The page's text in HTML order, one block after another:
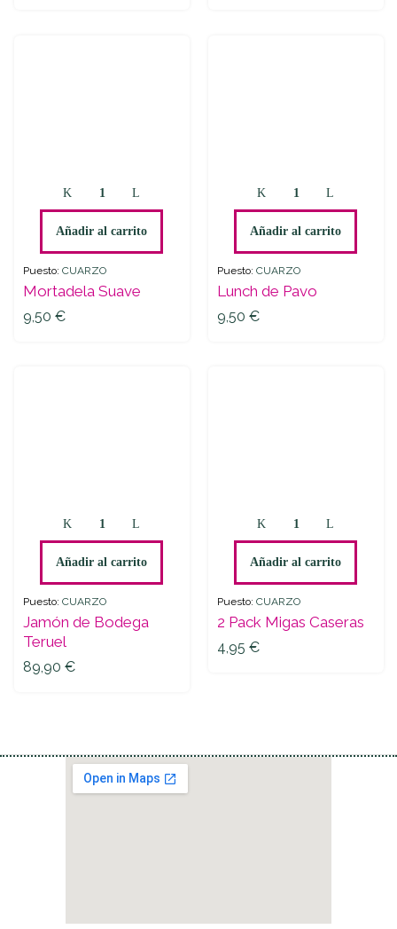
Mortadela
quantity
Añadir al carrito
Puesto: CUARZO
Mortadela Suave
9,50 €
Lunch
Pavo
Añadir al carrito
Puesto: CUARZO
Lunch de Pavo
9,50 €
Jamón
de
Bodega
quantity
Añadir al carrito
Puesto: CUARZO
Jamón de Bodega
Teruel
89,90 €
2
Pack
Migas
quantity
Añadir al carrito
Puesto: CUARZO
2 Pack Migas Caseras
4,95 €